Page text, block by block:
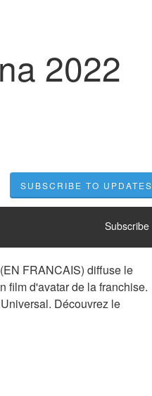
2022
SUBSCRIBE TO UPDATES
Subscribe
FRANCAIS) diffuse le
film d'avatar de la franchise.
Découvrez le